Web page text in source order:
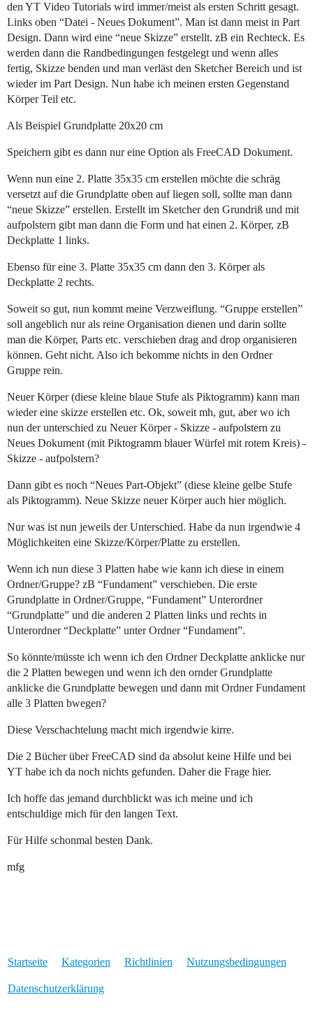
den YT Video Tutorials wird immer/meist als ersten Schritt gesagt.
Links oben “Datei - Neues Dokument”. Man ist dann meist in Part
Design. Dann wird eine “neue Skizze” erstellt. zB ein Rechteck. Es
werden dann die Randbedingungen festgelegt und wenn alles
fertig, Skizze benden und man verläst den Sketcher Bereich und ist
wieder im Part Design. Nun habe ich meinen ersten Gegenstand
Körper Teil etc.
Als Beispiel Grundplatte 20x20 cm
Speichern gibt es dann nur eine Option als FreeCAD Dokument.
Wenn nun eine 2. Platte 35x35 cm erstellen möchte die schräg
versetzt auf die Grundplatte oben auf liegen soll, sollte man dann
“neue Skizze” erstellen. Erstellt im Sketcher den Grundriß und mit
aufpolstern gibt man dann die Form und hat einen 2. Körper, zB
Deckplatte 1 links.
Ebenso für eine 3. Platte 35x35 cm dann den 3. Körper als
Deckplatte 2 rechts.
Soweit so gut, nun kommt meine Verzweiflung. “Gruppe erstellen”
soll angeblich nur als reine Organisation dienen und darin sollte
man die Körper, Parts etc. verschieben drag and drop organisieren
können. Geht nicht. Also ich bekomme nichts in den Ordner
Gruppe rein.
Neuer Körper (diese kleine blaue Stufe als Piktogramm) kann man
wieder eine skizze erstellen etc. Ok, soweit mh, gut, aber wo ich
nun der unterschied zu Neuer Körper - Skizze - aufpolstern zu
Neues Dokument (mit Piktogramm blauer Würfel mit rotem Kreis) -
Skizze - aufpolstern?
Dann gibt es noch “Neues Part-Objekt” (diese kleine gelbe Stufe
als Piktogramm). Neue Skizze neuer Körper auch hier möglich.
Nur was ist nun jeweils der Unterschied. Habe da nun irgendwie 4
Möglichkeiten eine Skizze/Körper/Platte zu erstellen.
Wenn ich nun diese 3 Platten habe wie kann ich diese in einem
Ordner/Gruppe? zB “Fundament” verschieben. Die erste
Grundplatte in Ordner/Gruppe, “Fundament” Unterordner
“Grundplatte” und die anderen 2 Platten links und rechts in
Unterordner “Deckplatte” unter Ordner “Fundament”.
So könnte/müsste ich wenn ich den Ordner Deckplatte anklicke nur
die 2 Platten bewegen und wenn ich den ornder Grundplatte
anklicke die Grundplatte bewegen und dann mit Ordner Fundament
alle 3 Platten bwegen?
Diese Verschachtelung macht mich irgendwie kirre.
Die 2 Bücher über FreeCAD sind da absolut keine Hilfe und bei
YT habe ich da noch nichts gefunden. Daher die Frage hier.
Ich hoffe das jemand durchblickt was ich meine und ich
entschuldige mich für den langen Text.
Für Hilfe schonmal besten Dank.
mfg
Startseite Kategorien Richtlinien Nutzungsbedingungen
Datenschutzerklärung